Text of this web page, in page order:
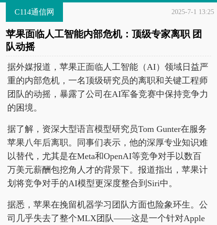
C114通信网 2025-7-1 13:25
苹果面临人工智能内部危机：顶级专家离职 团
队动摇
据外媒报道，苹果正面临人工智能（AI）领域日益严
重的内部危机，一名顶级研究员的离职和关键工程师
团队的动摇，暴露了公司在AI军备竞赛中保持竞争力
的困境。
据了解，资深大型语言模型研究员Tom Gunter在服务
苹果八年后离职。同事们表示，他的深厚专业知识难
以替代，尤其是在Meta和OpenAI等竞争对手以数百
万美元薪酬包挖角人才的背景下。报道指出，苹果计
划将竞争对手的AI模型更深度整合到Siri中。
据悉，苹果在挽留机器学习团队方面也险象环生。公
司几乎失去了整个MLX团队——这是一个针对Apple